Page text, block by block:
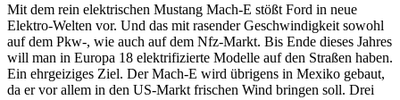
Mit dem rein elektrischen Mustang Mach-E stößt Ford in neue
Elektro-Welten vor. Und das mit rasender Geschwindigkeit sowohl
auf dem Pkw-, wie auch auf dem Nfz-Markt. Bis Ende dieses Jahres
will man in Europa 18 elektrifizierte Modelle auf den Straßen haben.
Ein ehrgeiziges Ziel. Der Mach-E wird übrigens in Mexiko gebaut,
da er vor allem in den US-Markt frischen Wind bringen soll. Drei